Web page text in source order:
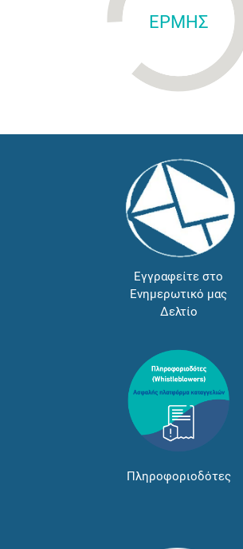
ΕΡΜΗΣ
Εγγραφείτε στο
Ενημερωτικό μας
Δελτίο
Πληροφοριοδότες